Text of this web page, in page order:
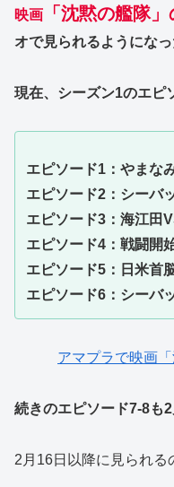
映画 「沈黙の艦隊」
オで見られるようにな
現在、シーズン1のエピ
エピソード1：やまな
エピソード2：シーバ
エピソード3：海江田
エピソード4：戦闘開
エピソード5：日米首
エピソード6：シーバ
アマプラで映画
続きのエピソード7-8も
2月16日以降に見られる